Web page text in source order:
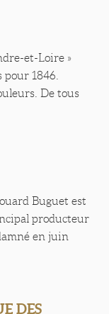
et-Loire »
1846.
De tous
Buguet est
producteur
en juin
DES